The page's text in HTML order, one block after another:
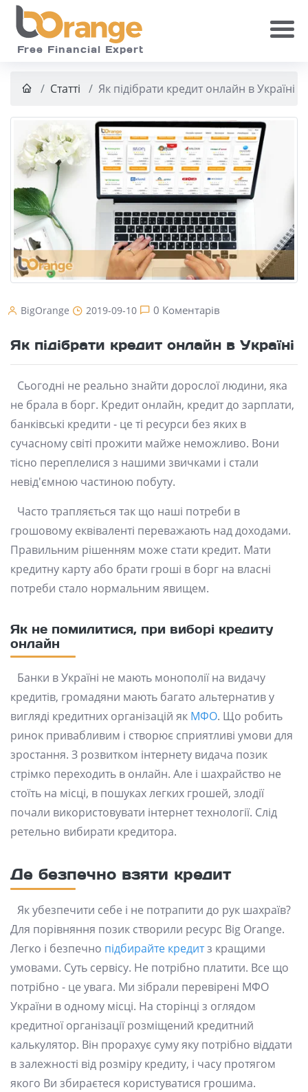
Skip to main
Free Financial Expert
Статті Як підібрати кредит онлайн в Україні
BigOrange 2019-09-10 0 Коментарів
Як підібрати кредит онлайн в Україні
Сьогодні не реально знайти дорослої людини, яка
не брала в борг. Кредит онлайн, кредит до зарплати,
банківські кредити - це ті ресурси без яких в
сучасному світі прожити майже неможливо. Вони
тісно переплелися з нашими звичками і стали
невід'ємною частиною побуту.
Часто трапляється так що наші потреби в
грошовому еквіваленті переважають над доходами.
Правильним рішенням може стати кредит. Мати
кредитну карту або брати гроші в борг на власні
потреби стало нормальним явищем.
Як не помилитися, при виборі кредиту
онлайн
Банки в Україні не мають монополії на видачу
кредитів, громадяни мають багато альтернатив у
вигляді кредитних організацій як МФО. Що робить
ринок привабливим і створює сприятливі умови для
зростання. З розвитком інтернету видача позик
стрімко переходить в онлайн. Але і шахрайство не
стоїть на місці, в пошуках легких грошей, злодії
почали використовувати інтернет технології. Слід
ретельно вибирати кредитора.
Де безпечно взяти кредит
Як убезпечити себе і не потрапити до рук шахраїв?
Для порівняння позик створили ресурс Big Orange.
Легко і безпечно підбирайте кредитз кращими
умовами. Суть сервісу. Не потрібно платити. Все що
потрібно - це увага. Ми зібрали перевірені МФО
України в одному місці. На сторінці з оглядом
кредитної організації розміщений кредитний
калькулятор. Він прорахує суму яку потрібно віддати
в залежності від розміру кредиту, і часу протягом
якого Ви збираєтеся користуватися грошима.